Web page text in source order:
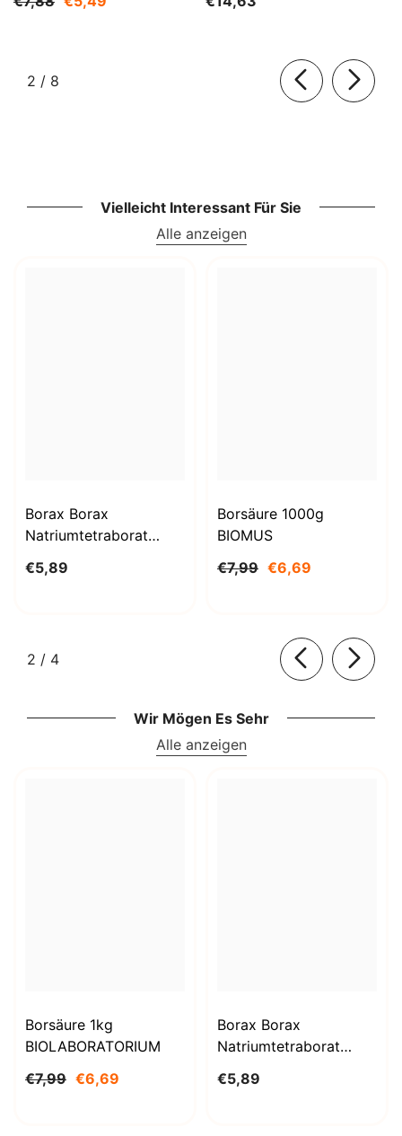
2 / von
8
Vielleicht Interessant Für Sie
Alle anzeigen
Borax Borax
Natriumtetraborat
STANLAB
€5,89
Borsäure 1000g
BIOMUS
€7,99 €6,69
2 / von
4
Wir Mögen Es Sehr
Alle anzeigen
Borsäure 1kg
BIOLABORATORIUM
€7,99 €6,69
Borax Borax
Natriumtetraborat
BioLaboratorium
€5,89